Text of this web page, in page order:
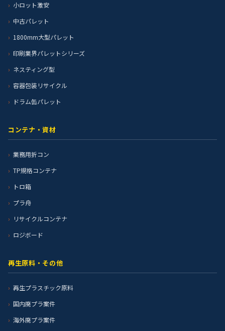
小ロット激安
中古パレット
1800mm大型パレット
印刷業界パレットシリーズ
ネスティング型
容器包装リサイクル
ドラム缶パレット
コンテナ・資材
業務用折コン
TP規格コンテナ
トロ箱
プラ舟
リサイクルコンテナ
ロジボード
再生原料・その他
再生プラスチック原料
国内廃プラ案件
海外廃プラ案件